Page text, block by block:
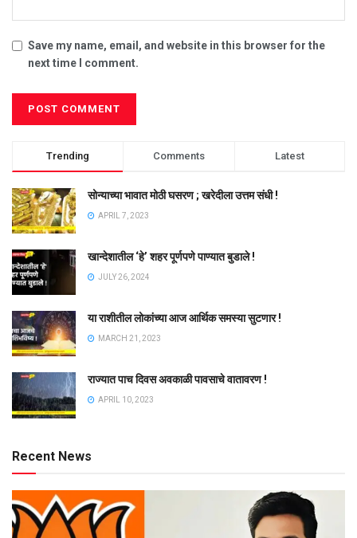
Save my name, email, and website in this browser for the
next time I comment.
Trending Comments Latest
सोन्याच्या भावात मोठी घसरण ; खरेदीला उत्तम संधी !
APRIL 7, 2023
खान्देशातील ‘हे’ शहर पूर्णपणे पाण्यात बुडाले !
JULY 26, 2024
या राशीतील लोकांच्या आज आर्थिक समस्या सुटणार !
MARCH 21, 2023
राज्यात पाच दिवस अवकाळी पावसाचे वातावरण !
APRIL 10, 2023
Recent News